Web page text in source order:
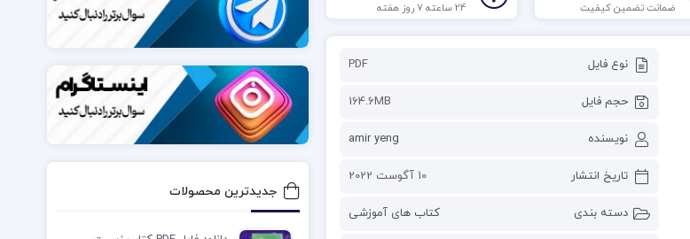
ضمانت تضمین کیفیت 24 ساعته 7 روز هفته
نوع فایل PDF
حجم فایل 164.6MB
نویسنده amir yeng
تاریخ انتشار 10 آگوست 2022
دسته بندی کتاب های آموزشی
جدیدترین محصولات